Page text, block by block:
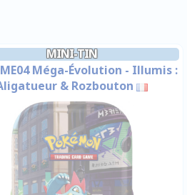
MINI-TIN
Méga-Évolution - Illumis :
& Rozbouton